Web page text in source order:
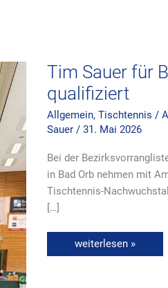
Tim Sauer für
qualifiziert
Allgemein, Tischtennis /
Sauer / 31. Mai 2026
Bei der
in Bad Orb nehmen mit
Tischtennis-
[…]
weiterlesen »